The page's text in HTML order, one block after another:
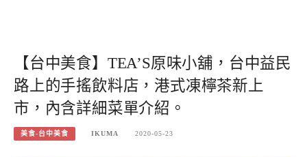
【台中美食】TEA’S原味小舖，台中益民
路上的手搖飲料店，港式凍檸茶新上
市，內含詳細菜單介紹。
美食-台中美食 IKUMA 2020-05-23